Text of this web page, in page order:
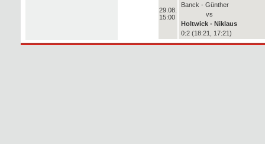
29.08.
15:00
Banck - Günther
vs
Holtwick - Niklaus
0:2 (18:21, 17:21)